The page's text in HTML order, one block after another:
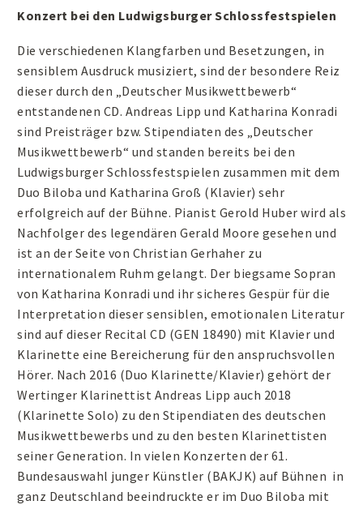
Konzert bei den Ludwigsburger Schlossfestspielen
Die verschiedenen Klangfarben und Besetzungen, in
sensiblem Ausdruck musiziert, sind der besondere Reiz
dieser durch den „Deutscher Musikwettbewerb“
entstandenen CD. Andreas Lipp und Katharina Konradi
sind Preisträger bzw. Stipendiaten des „Deutscher
Musikwettbewerb“ und standen bereits bei den
Ludwigsburger Schlossfestspielen zusammen mit dem
Duo Biloba und Katharina Groß (Klavier) sehr
erfolgreich auf der Bühne. Pianist Gerold Huber wird als
Nachfolger des legendären Gerald Moore gesehen und
ist an der Seite von Christian Gerhaher zu
internationalem Ruhm gelangt. Der biegsame Sopran
von Katharina Konradi und ihr sicheres Gespür für die
Interpretation dieser sensiblen, emotionalen Literatur
sind auf dieser Recital CD (GEN 18490) mit Klavier und
Klarinette eine Bereicherung für den anspruchsvollen
Hörer. Nach 2016 (Duo Klarinette/Klavier) gehört der
Wertinger Klarinettist Andreas Lipp auch 2018
(Klarinette Solo) zu den Stipendiaten des deutschen
Musikwettbewerbs und zu den besten Klarinettisten
seiner Generation. In vielen Konzerten der 61.
Bundesauswahl junger Künstler (BAKJK) auf Bühnen in
ganz Deutschland beeindruckte er im Duo Biloba mit